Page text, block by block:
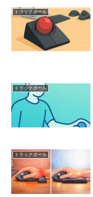
トラックボール
トラックボール
トラックボール